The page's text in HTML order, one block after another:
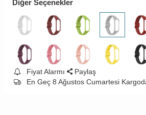
Diğer Seçenekler
Fiyat Alarmı
Paylaş
En Geç 8 Ağustos Cumartesi